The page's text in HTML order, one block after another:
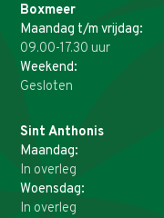
Boxmeer
Maandag t/m vrijdag:
09.00-17.30 uur
Weekend:
Gesloten
Sint Anthonis
Maandag:
In overleg
Woensdag:
In overleg